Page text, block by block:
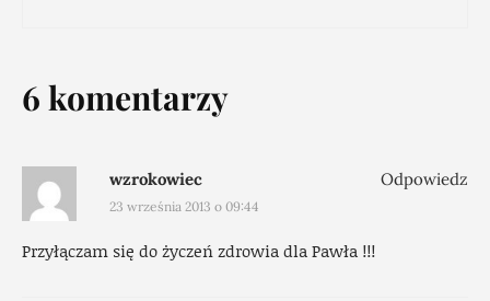
6 komentarzy
wzrokowiec
23 września 2013 o 09:44
Przyłączam się do życzeń zdrowia dla Pawła !!!
Odpowiedz